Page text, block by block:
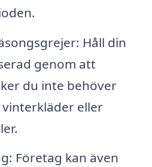
Håll din
genom att
du inte behöver
eller
Företag kan även